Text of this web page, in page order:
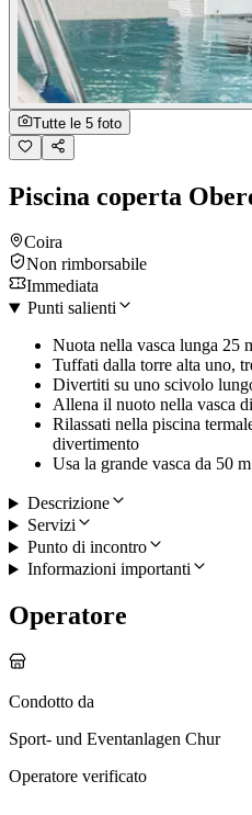
Tutte le 5 foto
Piscina coperta
Coira
Non rimborsabile
Immediata
Punti salienti
Nuota nella vasca lunga 25
Tuffati dalla torre alta uno,
Divertiti su uno scivolo
Allena il nuoto nella vasca
Rilassati nella piscina
divertimento
Usa la grande vasca da 50
Descrizione
Servizi
Punto di incontro
Informazioni importanti
Operatore
Condotto da
Sport- und Eventanlagen Chur
Operatore verificato